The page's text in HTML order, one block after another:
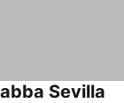
abba Sevilla